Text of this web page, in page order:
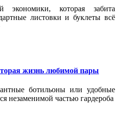
экономики, которая забита
листовки и буклеты всё
жизнь любимой пары
ботильоны или удобные
незаменимой частью гардероба